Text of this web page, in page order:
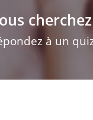
à un